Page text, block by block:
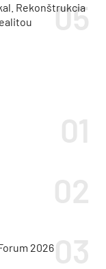
Rekonštrukcia
2026